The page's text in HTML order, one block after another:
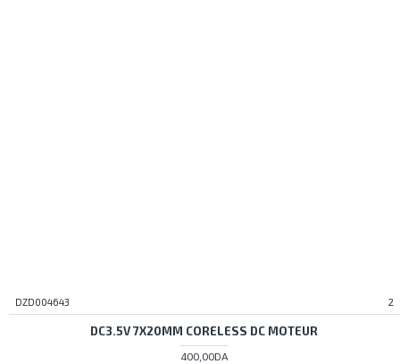
DZD004643 2
DC3.5V 7X20MM CORELESS DC MOTEUR
400,00DA